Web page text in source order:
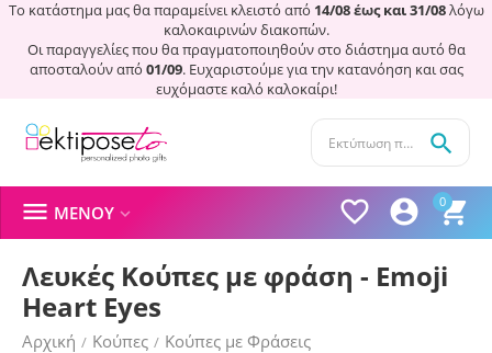
Το κατάστημα μας θα παραμείνει κλειστό από 14/08 έως και 31/08λόγω
καλοκαιρινών διακοπών.
Οι παραγγελίες που θα πραγματοποιηθούν στο διάστημα αυτό θα
αποσταλούν από 01/09. Ευχαριστούμε για την κατανόηση και σας
ευχόμαστε καλό καλοκαίρι!
0




 ΜΕΝΟΎ 
Λευκές Κούπες με φράση - Emoji
Heart Eyes
Αρχική / Κούπες / Κούπες με Φράσεις